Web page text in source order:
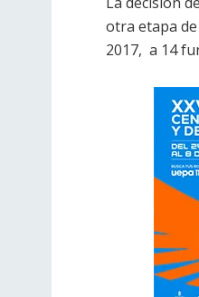
otra etapa
2017, a 14